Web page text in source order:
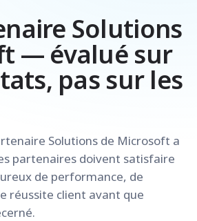
Solutions
— évalué sur
pas sur les
Solutions de Microsoft a
partenaires doivent satisfaire
de performance, de
réussite client avant que